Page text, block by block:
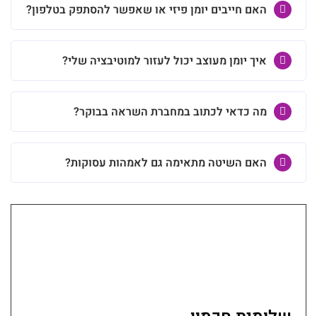
האם חייבים יומן פיזי או שאפשר להסתפק בטלפון?
איך יומן מעוצב יכול לעזור למוטיבציה שלי?
מה כדאי לכתוב במחברת השראה בבוקר?
האם השיטה מתאימה גם לאמהות עסוקות?